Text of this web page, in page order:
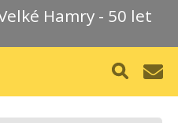
Hamry - 50 let